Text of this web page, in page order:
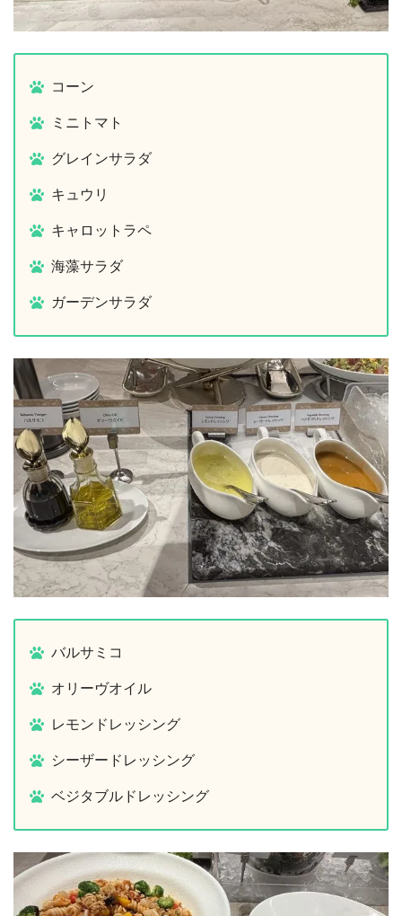
コーン
ミニトマト
グレインサラダ
キュウリ
キャロットラペ
海藻サラダ
ガーデンサラダ
バルサミコ
オリーヴオイル
レモンドレッシング
シーザードレッシング
ベジタブルドレッシング